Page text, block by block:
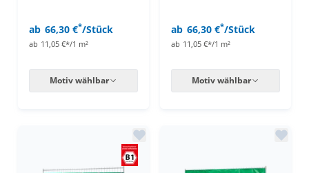
ab 66,30 €*/Stück
ab 11,05 €*/1 m²
Motiv wählbar
ab 66,30 €*/Stück
ab 11,05 €*/1 m²
Motiv wählbar